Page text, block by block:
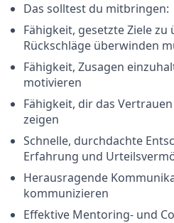
Das solltest du mitbringen:
Fähigkeit, gesetzte Ziele
Rückschläge überwinden
Fähigkeit, Zusagen
motivieren
Fähigkeit, dir das
zeigen
Schnelle, durchdachte
Erfahrung und
Herausragende
kommunizieren
Effektive Mentoring- und